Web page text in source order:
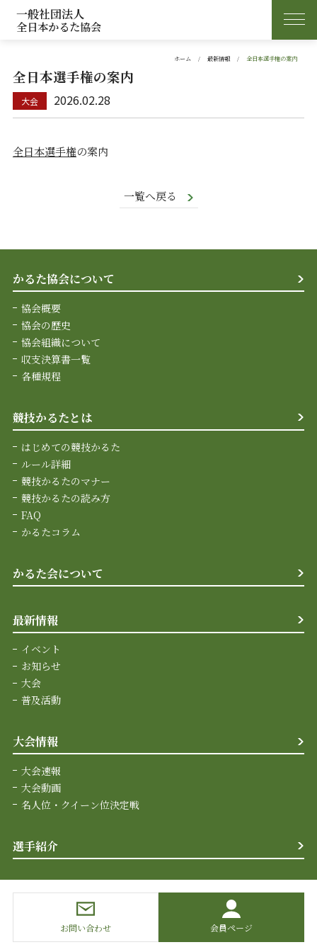
一般社団法人
全日本かるた協会
ホーム 最新情報 全日本選手権の案内
全日本選手権の案内
2026.02.28
全日本選手権の案内
一覧へ戻る
かるた協会について
協会概要
協会の歴史
協会組織について
収支決算書一覧
各種規程
競技かるたとは
はじめての競技かるた
ルール詳細
競技かるたのマナー
競技かるたの読み方
FAQ
かるたコラム
かるた会について
最新情報
イベント
お知らせ
大会
普及活動
大会情報
大会速報
大会動画
名人位・クイーン位決定戦
選手紹介
お問い合わせ 会員ページ